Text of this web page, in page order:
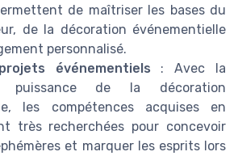
de maîtriser les bases du
de la décoration événementielle
personnalisé.
événementiels : Avec la
puissance de la décoration
les compétences acquises en
très recherchées pour concevoir
et marquer les esprits lors